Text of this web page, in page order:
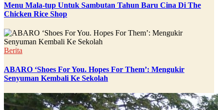
Menu Mala-tup Untuk Sambutan Tahun Baru Cina Di The
Chicken Rice Shop
Berita
ABARO ‘Shoes For You. Hopes For Them’: Mengukir
Senyuman Kembali Ke Sekolah